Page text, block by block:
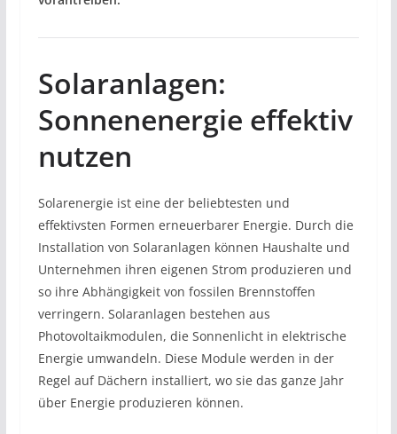
Solaranlagen:
Sonnenenergie effektiv
nutzen
Solarenergie ist eine der beliebtesten und
effektivsten Formen erneuerbarer Energie. Durch die
Installation von Solaranlagen können Haushalte und
Unternehmen ihren eigenen Strom produzieren und
so ihre Abhängigkeit von fossilen Brennstoffen
verringern. Solaranlagen bestehen aus
Photovoltaikmodulen, die Sonnenlicht in elektrische
Energie umwandeln. Diese Module werden in der
Regel auf Dächern installiert, wo sie das ganze Jahr
über Energie produzieren können.